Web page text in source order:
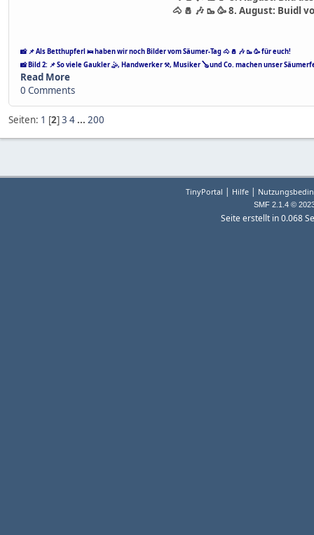
🐴 🧂 🎶 🥾 🥳 8. August: Buidl
📸 📌 Als Betthupferl 🛌 haben wir noch Bilder vom Säumer-Tag 🐴 🧂 🎶 🥾 🥳 für euch!
📸 Bild 2: 📌 So viele Gaukler 🤹, Handwerker ⚒️, Musiker 🪕 und Co. machen unser
Read More
0 Comments
Seiten: 1 [2]3 4 ... 200
TinyPortal | Hilfe |
SMF 2.1.4 ©
Seite erstellt in 0.068